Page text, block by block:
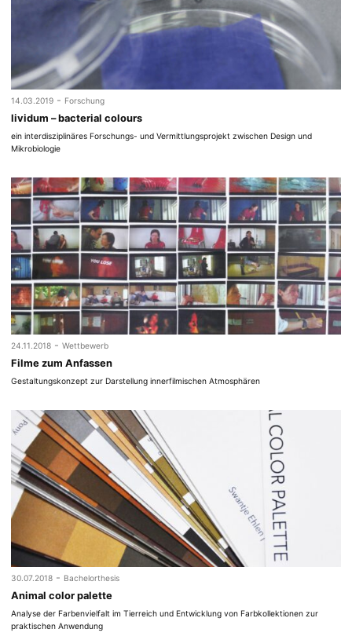
14.03.2019 - Forschung
lividum – bacterial colours
ein interdisziplinäres Forschungs- und Vermittlungsprojekt zwischen Design und
Mikrobiologie
24.11.2018 - Wettbewerb
Filme zum Anfassen
Gestaltungskonzept zur Darstellung innerfilmischen Atmosphären
30.07.2018 - Bachelorthesis
Animal color palette
Analyse der Farbenvielfalt im Tierreich und Entwicklung von Farbkollektionen zur
praktischen Anwendung